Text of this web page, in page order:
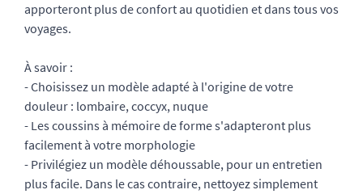
apporteront plus de confort au quotidien et dans tous vos
voyages.
À savoir :
- Choisissez un modèle adapté à l'origine de votre
douleur : lombaire, coccyx, nuque
- Les coussins à mémoire de forme s'adapteront plus
facilement à votre morphologie
- Privilégiez un modèle déhoussable, pour un entretien
plus facile. Dans le cas contraire, nettoyez simplement